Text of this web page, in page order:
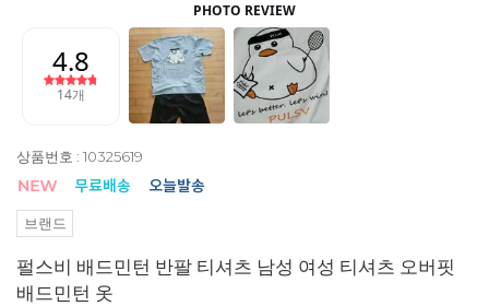
상품번호 : 10325619
브랜드
펄스비 배드민턴 반팔 티셔츠 남성 여성 티셔츠 오버핏
배드민턴 옷